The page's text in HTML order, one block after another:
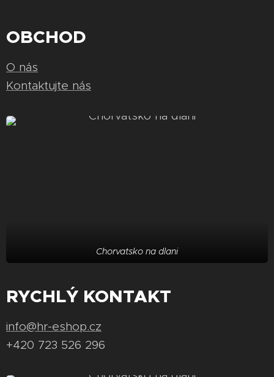
OBCHOD
O nás
Kontaktujte nás
Chorvatsko na dlani
RYCHLÝ KONTAKT
info@hr-eshop.cz
+420 723 526 296